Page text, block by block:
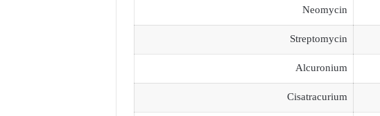
Neomycin
Streptomycin
Alcuronium
Cisatracurium